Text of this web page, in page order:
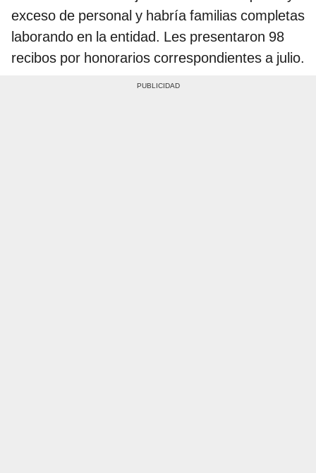
exceso de personal y habría familias completas
laborando en la entidad. Les presentaron 98
recibos por honorarios correspondientes a julio.